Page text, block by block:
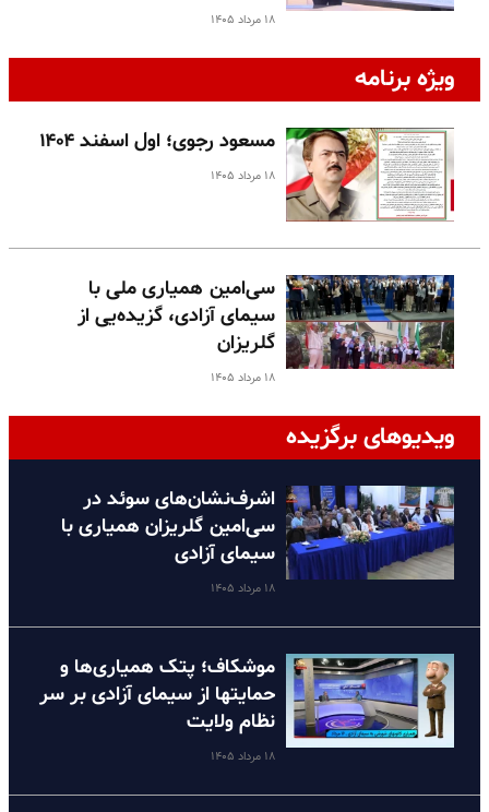
۱۸ مرداد ۱۴۰۵
ویژه برنامه
مسعود رجوی؛ اول اسفند ۱۴۰۴
۱۸ مرداد ۱۴۰۵
سی‌امین همیاری ملی با
سیمای آزادی، گزیده‌یی از
گلریزان
۱۸ مرداد ۱۴۰۵
ویدیوهای برگزیده
اشرف‌نشان‌های سوئد در
سی‌امین گلریزان همیاری با
سیمای آزادی
۱۸ مرداد ۱۴۰۵
موشکاف؛ پتک همیاری‌ها و
حمایتها از سیمای آزادی بر سر
نظام ولایت
۱۸ مرداد ۱۴۰۵